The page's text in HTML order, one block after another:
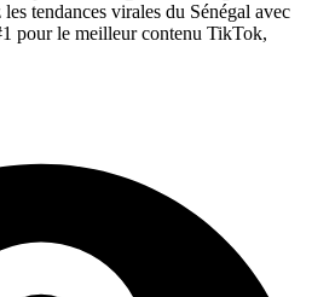
tendances virales du Sénégal avec
pour le meilleur contenu TikTok,